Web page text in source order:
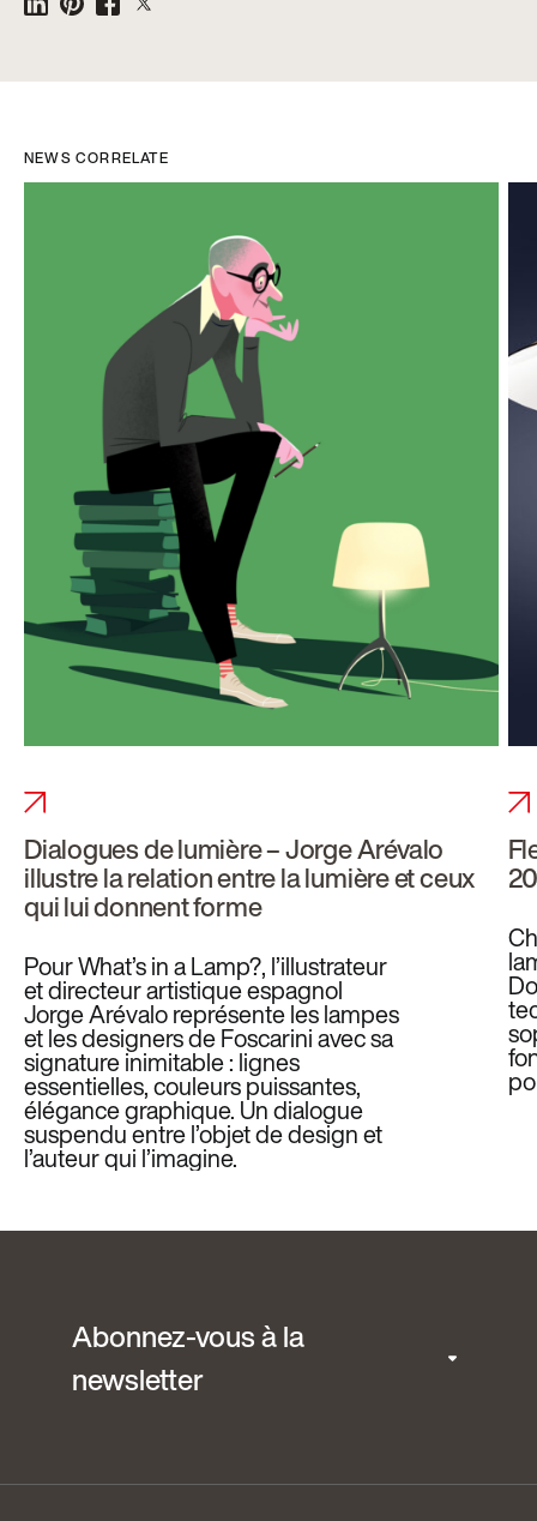
NEWS CORRELATE
Dialogues de lumière – Jorge Arévalo
illustre la relation entre la lumière et ceux
qui lui donnent forme
Pour What’s in a Lamp?, l’illustrateur
et directeur artistique espagnol
Jorge Arévalo représente les lampes
et les designers de Foscarini avec sa
signature inimitable : lignes
essentielles, couleurs puissantes,
élégance graphique. Un dialogue
suspendu entre l’objet de design et
l’auteur qui l’imagine.
Abonnez-vous à la
newsletter